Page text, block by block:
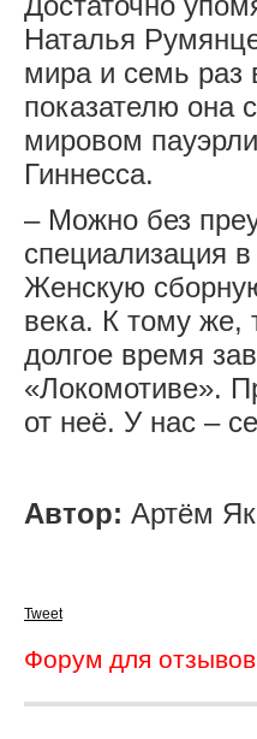
Наталья
мира и семь раз
показателю она
мировом
Гиннесса.
‒ Можно без
специализация
Женскую
века. К тому же,
долгое время
«Локомотиве».
от неё. У нас ‒
Автор: Артём
Tweet
Форум для